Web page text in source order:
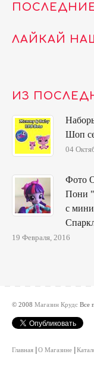
ЛАЙКАЙ
ИЗ
Шоп
04
Фото
Пони
с
19 Февраля, 2016
© 2008 Магазин Крудс Все
Главная О Магазине